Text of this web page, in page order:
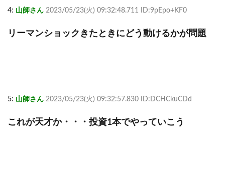
4: 山師さん 2023/05/23(火) 09:32:48.711 ID:9pEpo+KF0
リーマンショックきたときにどう動けるかが問題
5: 山師さん 2023/05/23(火) 09:32:57.830 ID:DCHCkuCDd
これが天才か・・・投資1本でやっていこう